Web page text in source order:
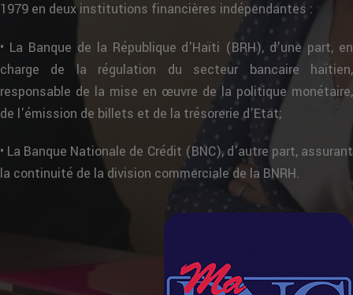
1979 en deux institutions financières indépendantes :
• La Banque de la République d'Haïti (BRH), d'une part, en
charge de la régulation du secteur bancaire haïtien,
responsable de la mise en œuvre de la politique monétaire,
de l'émission de billets et de la trésorerie d'Etat;
• La Banque Nationale de Crédit (BNC), d'autre part, assurant
la continuité de la division commerciale de la BNRH.